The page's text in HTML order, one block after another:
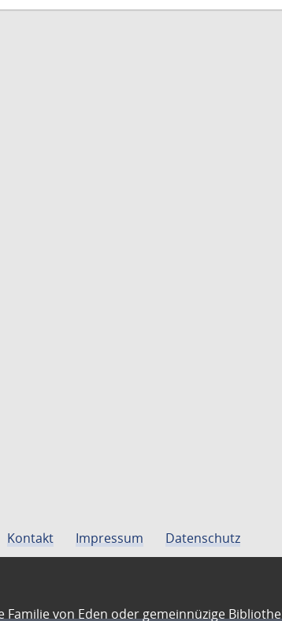
Kontakt Impressum Datenschutz
Familie von Eden oder gemeinnüzige